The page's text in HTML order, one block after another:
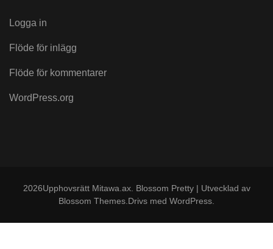
Logga in
Flöde för inlägg
Flöde för kommentarer
WordPress.org
2026Upphovsrätt Mitawa.ax. Blossom Pretty | Utvecklad av
Blossom Themes .Drivs med WordPress